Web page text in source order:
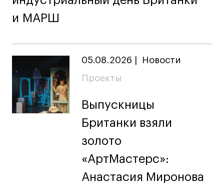
Политика конфиденциальности
Публичная оферта
Условия возврата
Кредит на образование с господдержкой
Лицензия на осуществление образовательной
деятельности АНО ВО «Универсальный
и МАРШ
05.08.2026 Новости
Проекты
Выпускницы
Британки взяли
золото
«АртМастерс»:
Анастасия Миронова